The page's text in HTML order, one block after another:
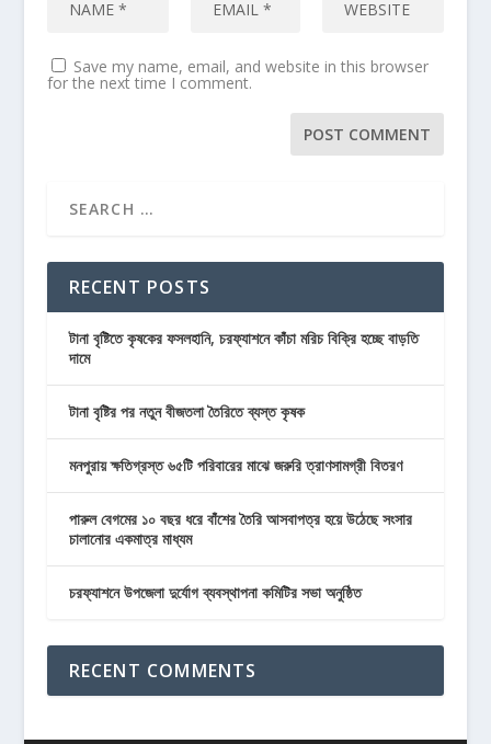
Save my name, email, and website in this browser
for the next time I comment.
RECENT POSTS
টানা বৃষ্টিতে কৃষকের ফসলহানি, চরফ্যাশনে কাঁচা মরিচ বিক্রি হচ্ছে বাড়তি
দামে
টানা বৃষ্টির পর নতুন বীজতলা তৈরিতে ব্যস্ত কৃষক
মনপুরায় ক্ষতিগ্রস্ত ৬৫টি পরিবারের মাঝে জরুরি ত্রাণসামগ্রী বিতরণ
পারুল বেগমের ১০ বছর ধরে বাঁশের তৈরি আসবাপত্র হয়ে উঠেছে সংসার
চালানোর একমাত্র মাধ্যম
চরফ্যাশনে উপজেলা দুর্যোগ ব্যবস্থাপনা কমিটির সভা অনুষ্ঠিত
RECENT COMMENTS